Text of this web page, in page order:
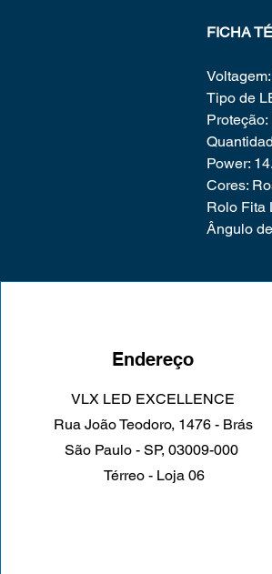
FICHA
Tipo de
Proteção:
Power:
Cores:
Rolo Fita
Ângulo
Endereço
VLX LED EXCELLENCE
Rua João Teodoro, 1476 - Brás
São Paulo - SP, 03009-000
Térreo - Loja 06